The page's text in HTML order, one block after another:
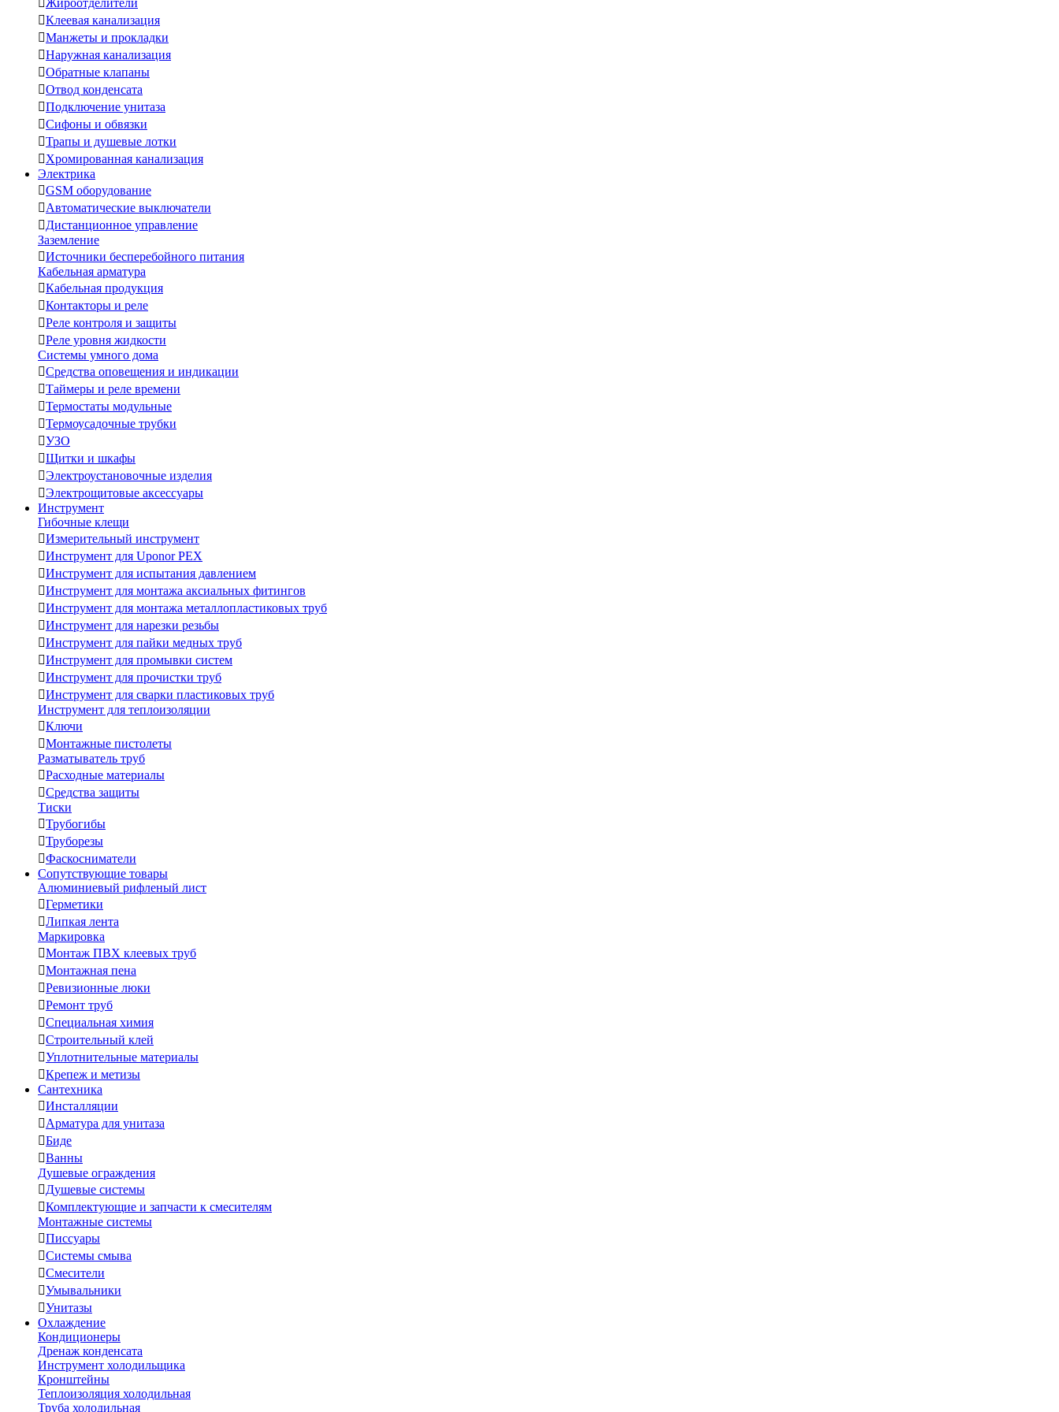
Жироотделители
Клеевая канализация
Манжеты и прокладки
Наружная канализация
Обратные клапаны
Отвод конденсата
Подключение унитаза
Сифоны и обвязки
Трапы и душевые лотки
Хромированная канализация
Электрика
GSM оборудование
Автоматические выключатели
Дистанционное управление
Заземление
Источники бесперебойного питания
Кабельная арматура
Кабельная продукция
Контакторы и реле
Реле контроля и защиты
Реле уровня жидкости
Системы умного дома
Средства оповещения и индикации
Таймеры и реле времени
Термостаты модульные
Термоусадочные трубки
УЗО
Щитки и шкафы
Электроустановочные изделия
Электрощитовые аксессуары
Инструмент
Гибочные клещи
Измерительный инструмент
Инструмент для Uponor PEX
Инструмент для испытания давлением
Инструмент для монтажа аксиальных фитингов
Инструмент для монтажа металлопластиковых труб
Инструмент для нарезки резьбы
Инструмент для пайки медных труб
Инструмент для промывки систем
Инструмент для прочистки труб
Инструмент для сварки пластиковых труб
Инструмент для теплоизоляции
Ключи
Монтажные пистолеты
Разматыватель труб
Расходные материалы
Средства защиты
Тиски
Трубогибы
Труборезы
Фаскосниматели
Сопутствующие товары
Алюминиевый рифленый лист
Герметики
Липкая лента
Маркировка
Монтаж ПВХ клеевых труб
Монтажная пена
Ревизионные люки
Ремонт труб
Специальная химия
Строительный клей
Уплотнительные материалы
Крепеж и метизы
Сантехника
Инсталляции
Арматура для унитаза
Биде
Ванны
Душевые ограждения
Душевые системы
Комплектующие и запчасти к смесителям
Монтажные системы
Писсуары
Системы смыва
Смесители
Умывальники
Унитазы
Охлаждение
Кондиционеры
Дренаж конденсата
Инструмент холодильщика
Кронштейны
Теплоизоляция холодильная
Труба холодильная